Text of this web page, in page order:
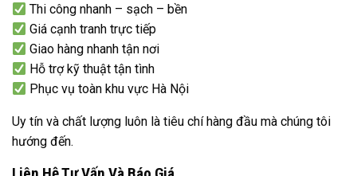
Thi công nhanh – sạch – bền
Giá cạnh tranh trực tiếp
Giao hàng nhanh tận nơi
Hỗ trợ kỹ thuật tận tình
Phục vụ toàn khu vực Hà Nội
Uy tín và chất lượng luôn là tiêu chí hàng đầu mà chúng tôi
hướng đến.